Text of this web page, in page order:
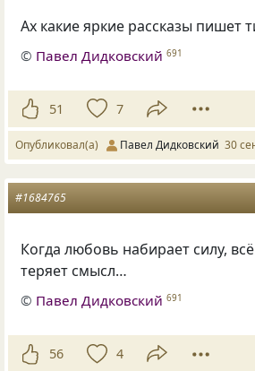
Ах какие яркие рассказы пишет
© Павел Дидковский 691
51 7
Опубликовал(а) Павел Дидковский 30
#1684765
Когда любовь набирает силу,
теряет смысл…
© Павел Дидковский 691
56 4